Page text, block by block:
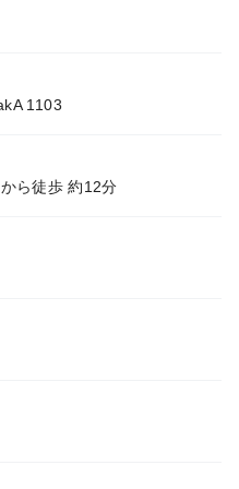
1103
ら徒歩 約12分